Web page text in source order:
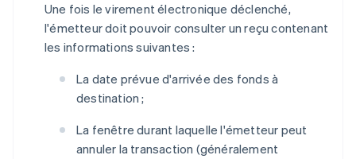
Une fois le virement électronique déclenché,
l'émetteur doit pouvoir consulter un reçu contenant
les informations suivantes :
La date prévue d'arrivée des fonds à
destination ;
La fenêtre durant laquelle l'émetteur peut
annuler la transaction (généralement